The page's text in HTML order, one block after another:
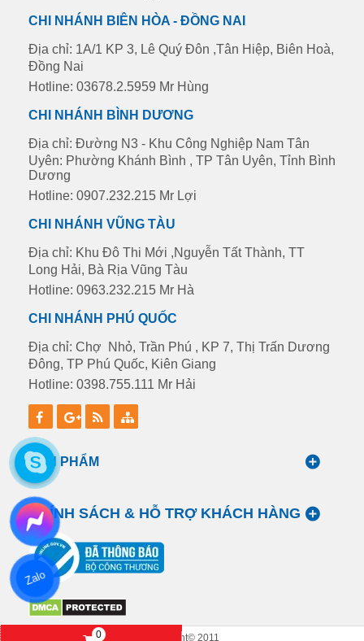
CHI NHÁNH BIÊN HÒA - ĐỒNG NAI
Địa chỉ: 1A/1 KP 3, Lê Quý Đôn ,Tân Hiệp, Biên Hoà,
Đồng Nai
Hotline: 03678.2.5959 Mr Hùng
CHI NHÁNH BÌNH DƯƠNG
Địa chỉ: Đường N3 - Khu Công Nghiệp Nam Tân
Uyên: Phường Khánh Bình , TP Tân Uyên, Tỉnh Bình
Dương
Hotline: 0907.232.215 Mr Lợi
CHI NHÁNH VŨNG TÀU
Địa chỉ: Khu Đô Thi Mới ,Nguyễn Tất Thành, TT
Long Hải, Bà Rịa Vũng Tàu
Hotline: 0963.232.215 Mr Hà
CHI NHÁNH PHÚ QUỐC
Địa chỉ: Chợ Nhỏ, Trần Phú , KP 7, Thị Trấn Dương
Đông, TP Phú Quốc, Kiên Giang
Hotline: 0398.755.111 Mr Hải
SẢN PHẨM
CHÍNH SÁCH & HỖ TRỢ KHÁCH HÀNG
Copyright© 2011
0
Zalo